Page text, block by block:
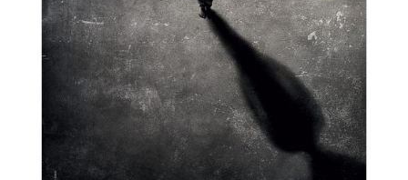
MARIAGES
RESTAURANTS
SPECTACLES
FORUM